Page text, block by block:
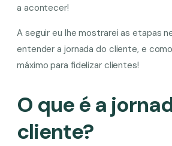
a acontecer!
A seguir eu lhe mostrarei as etapas
entender a jornada do cliente, e
máximo para fidelizar clientes!
O que é a
cliente?